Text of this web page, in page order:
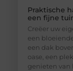
Praktische
een fijne
Creëer uw
een
een dak
oase, een
genieten van